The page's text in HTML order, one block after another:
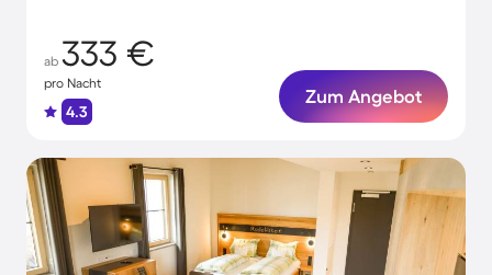
ab 333 €
pro Nacht
4.3
Zum Angebot